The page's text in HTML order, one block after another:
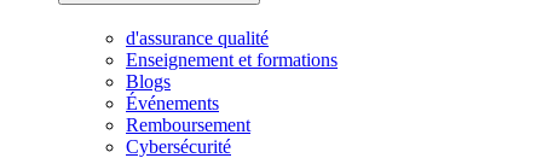
d'assurance qualité
Enseignement et formations
Blogs
Événements
Remboursement
Cybersécurité